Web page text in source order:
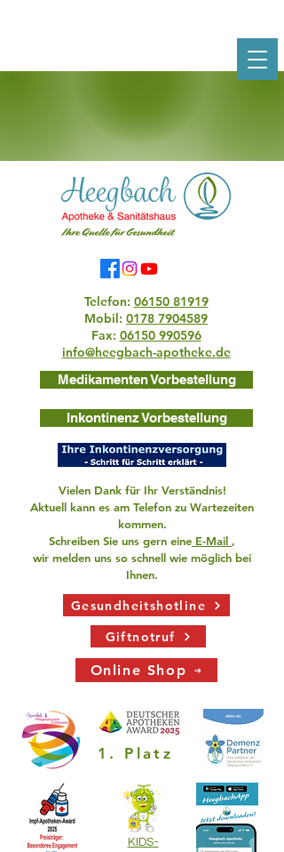
1. Platz
Telefon: 06150 81919
Mobil: 0178 7904589
Fax: 06150 990596
info@heegbach-apotheke.de
Giftnotruf
Gesundheitshotline
Medikamenten Vorbestellung
Online Shop
Inkontinenz Vorbestellung
Vielen Dank für Ihr Verständnis!
Aktuell kann es am Telefon zu Wartezeiten
kommen.
Schreiben Sie uns gern eine E-Mail ,
wir melden uns so schnell wie möglich bei
Ihnen.
KIDS-